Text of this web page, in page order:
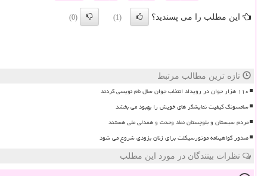
این مطلب را می پسندید؟ (1)
(0)
تازه ترین مطالب مرتبط
۱۱۰ هزار جوان در رویداد انتخاب جوان سال نام نویسی کردند
سامسونگ کیفیت نمایشگر های خویش را بهبود می بخشد
مردم سیستان و بلوچستان نماد وحدت و همدلی ملی هستند
صدور گواهینامه موتورسیکلت برای زنان بزودی شروع می شود
نظرات بینندگان در مورد این مطلب